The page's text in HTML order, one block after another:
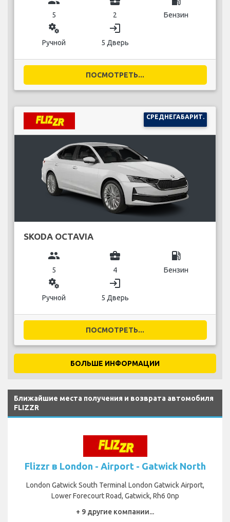
5 2 Бензин
miscellaneous_services
Ручной
login
5 Дверь
ПОСМОТРЕТЬ...
СРЕДНЕГАБАРИТ.
SKODA OCTAVIA
group
5
business_center
4
local_gas_station
Бензин
miscellaneous_services
Ручной
login
5 Дверь
ПОСМОТРЕТЬ...
БОЛЬШЕ ИНФОРМАЦИИ
Ближайшие места получения и возврата автомобиля
FLIZZR
Flizzr в London - Airport - Gatwick North
London Gatwick South Terminal London Gatwick Airport,
Lower Forecourt Road, Gatwick, Rh6 0np
+ 9 другие компании...